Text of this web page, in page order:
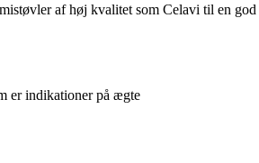
af høj kvalitet som Celavi til en god
er indikationer på ægte